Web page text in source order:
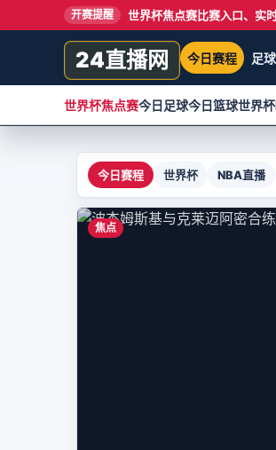
开赛提醒 世界杯焦点赛比赛入口、实
24直播网 今日赛程 足
世界杯焦点赛今日足球今日篮球世界杯
今日赛程 世界杯 NBA直播
焦点